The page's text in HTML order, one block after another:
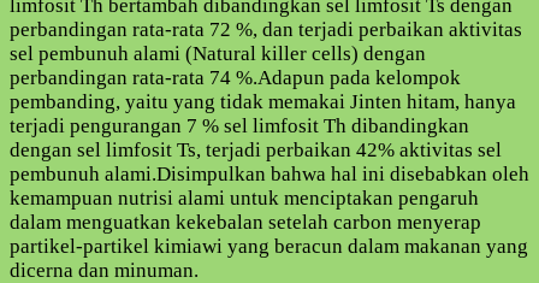
limfosit Th bertambah dibandingkan sel limfosit Ts dengan
perbandingan rata-rata 72 %, dan terjadi perbaikan aktivitas
sel pembunuh alami (Natural killer cells) dengan
perbandingan rata-rata 74 %.Adapun pada kelompok
pembanding, yaitu yang tidak memakai Jinten hitam, hanya
terjadi pengurangan 7 % sel limfosit Th dibandingkan
dengan sel limfosit Ts, terjadi perbaikan 42% aktivitas sel
pembunuh alami.Disimpulkan bahwa hal ini disebabkan oleh
kemampuan nutrisi alami untuk menciptakan pengaruh
dalam menguatkan kekebalan setelah carbon menyerap
partikel-partikel kimiawi yang beracun dalam makanan yang
dicerna dan minuman.